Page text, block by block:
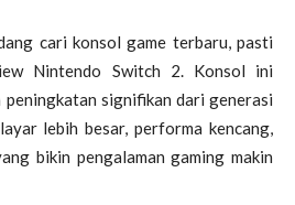
cari konsol game terbaru, pasti
Nintendo Switch 2. Konsol ini
peningkatan signifikan dari generasi
lebih besar, performa kencang,
bikin pengalaman gaming makin